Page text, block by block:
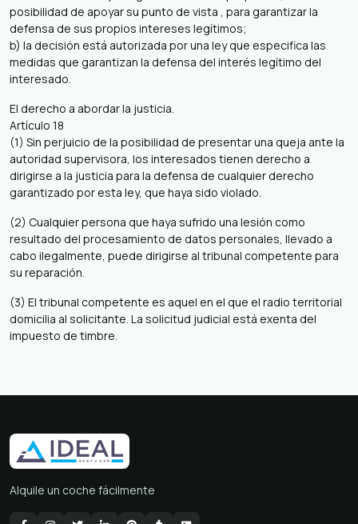
posibilidad de apoyar su punto de vista , para garantizar la
defensa de sus propios intereses legítimos;
b) la decisión está autorizada por una ley que especifica las
medidas que garantizan la defensa del interés legítimo del
interesado.
El derecho a abordar la justicia.
Artículo 18
(1) Sin perjuicio de la posibilidad de presentar una queja ante la
autoridad supervisora, los interesados ​​tienen derecho a
dirigirse a la justicia para la defensa de cualquier derecho
garantizado por esta ley, que haya sido violado.
(2) Cualquier persona que haya sufrido una lesión como
resultado del procesamiento de datos personales, llevado a
cabo ilegalmente, puede dirigirse al tribunal competente para
su reparación.
(3) El tribunal competente es aquel en el que el radio territorial
domicilia al solicitante. La solicitud judicial está exenta del
impuesto de timbre.
Alquile un coche fácilmente